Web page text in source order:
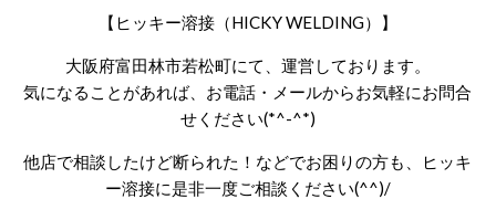
【ヒッキー溶接（HICKY WELDING）】
大阪府富田林市若松町にて、運営しております。
気になることがあれば、お電話・メールからお気軽にお問合
せください(*^-^*)
他店で相談したけど断られた！などでお困りの方も、ヒッキ
ー溶接に是非一度ご相談ください(^^)/